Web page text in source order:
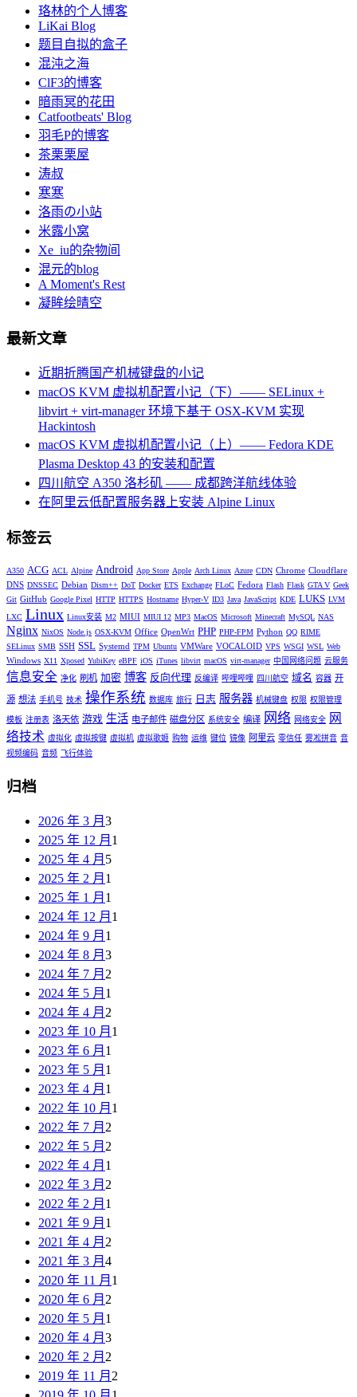
珞林的个人博客
LiKai Blog
题目自拟的盒子
混沌之海
ClF3的博客
暗雨冥的花田
Catfootbeats' Blog
羽毛P的博客
茶栗栗屋
涛叔
寒寒
洛雨の小站
米露小窝
Xe_iu的杂物间
混元的blog
A Moment's Rest
凝眸绘晴空
最新文章
近期折腾国产机械键盘的小记
macOS KVM 虚拟机配置小记（下）—— SELinux +
libvirt + virt-manager 环境下基于 OSX-KVM 实现
Hackintosh
macOS KVM 虚拟机配置小记（上）—— Fedora KDE
Plasma Desktop 43 的安装和配置
四川航空 A350 洛杉矶 —— 成都跨洋航线体验
在阿里云低配置服务器上安装 Alpine Linux
标签云
A350 ACG ACL Alpine Android App Store Apple Arch Linux Azure CDN Chrome Cloudflare
DNS DNSSEC Debian Dism++ DoT Docker ETS Exchange FLoC Fedora Flash Flask GTA V Geek
Git GitHub Google Pixel HTTP HTTPS Hostname Hyper-V ID3 Java JavaScript KDE LUKS LVM
LXC Linux Linux安装 M2 MIUI MIUI 12 MP3 MacOS Microsoft Minecraft MySQL NAS
Nginx NixOS Node.js OSX-KVM Office OpenWrt PHP PHP-FPM Python QQ RIME
SELinux SMB SSH SSL Systemd TPM Ubuntu VMWare VOCALOID VPS WSGI WSL Web
Windows X11 Xposed YubiKey eBPF iOS iTunes libvirt macOS virt-manager 中国网络问题 云服务
信息安全 净化 刷机 加密 博客 反向代理 反编译 哔哩哔哩 四川航空 域名 容器 开
源 想法 手机号 技术 操作系统 数据库 旅行 日志 服务器 机械键盘 权限 权限管理
模板 注册表 洛天依 游戏 生活 电子邮件 磁盘分区 系统安全 编译 网络 网络安全
网
络技术 虚拟化 虚拟按键 虚拟机 虚拟歌姬 购物 运维 键位 镜像 阿里云 零信任 雾凇拼音 音
视频编码 音频 飞行体验
归档
2026 年 3 月 3
2025 年 12 月 1
2025 年 4 月 5
2025 年 2 月 1
2025 年 1 月 1
2024 年 12 月 1
2024 年 9 月 1
2024 年 8 月 3
2024 年 7 月 2
2024 年 5 月 1
2024 年 4 月 2
2023 年 10 月 1
2023 年 6 月 1
2023 年 5 月 1
2023 年 4 月 1
2022 年 10 月 1
2022 年 7 月 2
2022 年 5 月 2
2022 年 4 月 1
2022 年 3 月 2
2022 年 2 月 1
2021 年 9 月 1
2021 年 4 月 2
2021 年 3 月 4
2020 年 11 月 1
2020 年 6 月 2
2020 年 5 月 1
2020 年 4 月 3
2020 年 2 月 2
2019 年 11 月 2